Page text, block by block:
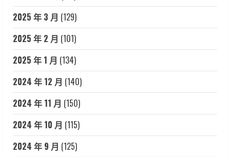
2025 年 3 月 (129)
2025 年 2 月 (101)
2025 年 1 月 (134)
2024 年 12 月 (140)
2024 年 11 月 (150)
2024 年 10 月 (115)
2024 年 9 月 (125)